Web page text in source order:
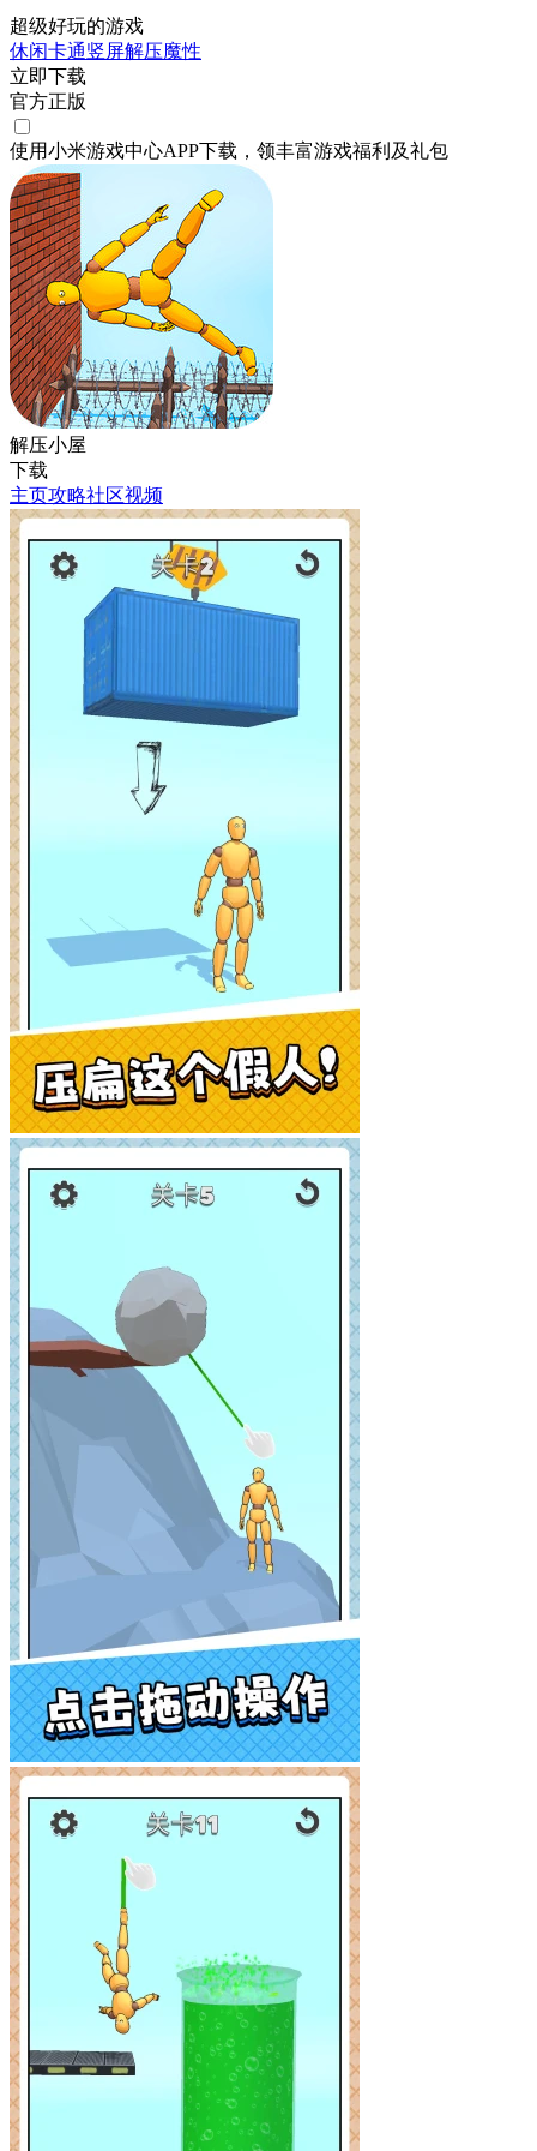
超级好玩的游戏
休闲卡通竖屏解压魔性
立即下载
官方正版
使用小米游戏中心APP下载 ，领丰富游戏福利 及礼包
解压小屋
下载
主页攻略社区视频